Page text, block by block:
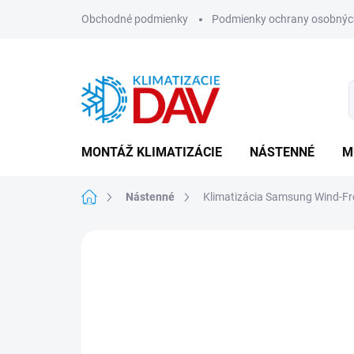
Obchodné podmienky Podmienky ochrany
MONTÁŽ KLIMATIZÁCIE NÁSTENNÉ
DomovNástenné Klimatizácia Samsung Wind-